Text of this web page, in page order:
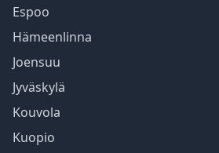
Espoo
Hämeenlinna
Joensuu
Jyväskylä
Kouvola
Kuopio